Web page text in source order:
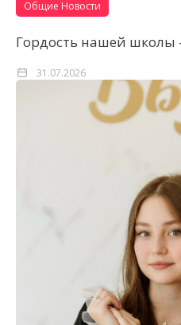
Общие Новости
Гордость нашей школы
31.07.2026